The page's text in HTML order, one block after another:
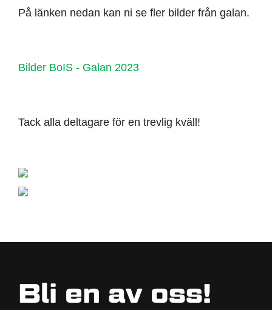
På länken nedan kan ni se fler bilder från galan.
Bilder BoIS - Galan 2023
Tack alla deltagare för en trevlig kväll!
Bli en av oss!